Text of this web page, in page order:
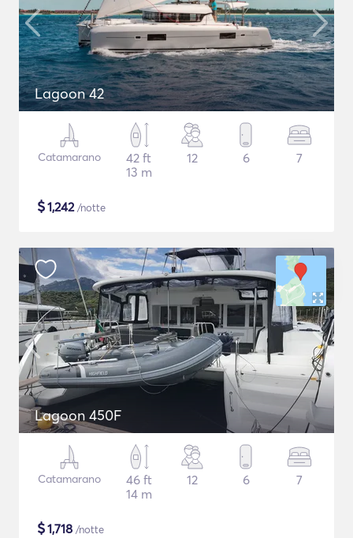
Lagoon 42
Catamarano
42 ft
13 m
12 6 7
$1,242/notte
Lagoon 450F
Catamarano
46 ft
14 m
12 6 7
$1,718 /notte